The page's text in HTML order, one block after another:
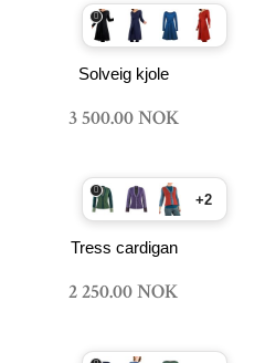
Solveig kjole
3 500.00 NOK
+2
Tress cardigan
2 250.00 NOK